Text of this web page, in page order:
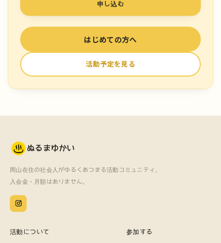
申し込む
はじめての方へ
活動予定を見る
ぬるまゆかい
岡山在住の社会人がゆるくあつまる活動コミュニティ。
入会金・月額はありません。
活動について 参加する